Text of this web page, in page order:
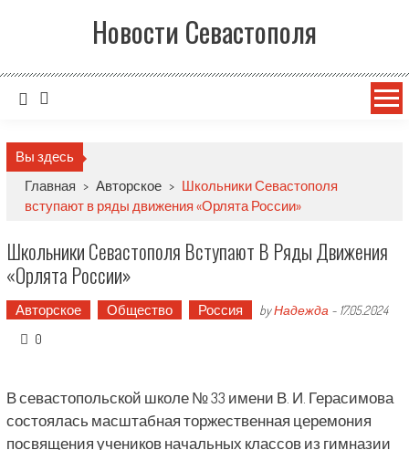
Новости Севастополя
Вы здесь
Главная > Авторское > Школьники Севастополя
вступают в ряды движения «Орлята России»
Школьники Севастополя Вступают В Ряды Движения
«Орлята России»
Авторское Общество Россия byНадежда - 17.05.2024
0
В севастопольской школе № 33 имени В. И. Герасимова
состоялась масштабная торжественная церемония
посвящения учеников начальных классов из гимназии